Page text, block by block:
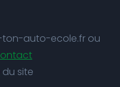
auto-ecole.fr ou
du site